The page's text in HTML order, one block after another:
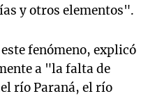
y otros elementos".
fenómeno, explicó
a "la falta de
río Paraná, el río